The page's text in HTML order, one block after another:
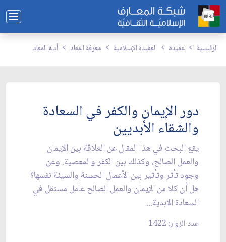
الرئيسية عقيدة العقيدة الإسلامية معرفة المعاد أدلة المعاد
دور الإيمان والكفر في السعادة
والشقاء الأبديين‏
يقع البحث في هذا المقال عن العلاقة بين الإيمان
والعمل الصالح، وكذلك بين الكفر والمعصية. وعن
وجود تأثر وتأثير بين الأعمال الحسنة والسيئة نفسها؟
هل أن كلا من الإيمان والعمل الصالح عامل مستقل في
السعادة الابدية...
عدد الزوار: 1422